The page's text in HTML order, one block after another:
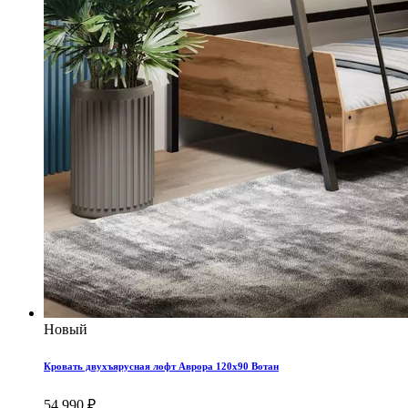
Новый
Кровать двухъярусная лофт Аврора 120x90 Вотан
54 990 ₽